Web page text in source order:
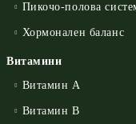
Пикочо-полова
Хормонален баланс
Витамини
Витамин А
Витамин B